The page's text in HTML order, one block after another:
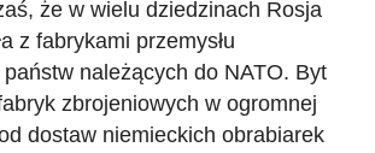
że w wielu dziedzinach Rosja
z fabrykami przemysłu
należących do NATO. Byt
zbrojeniowych w ogromnej
dostaw niemieckich obrabiarek